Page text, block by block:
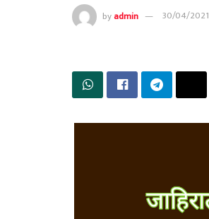
byadmin 30/04/2021